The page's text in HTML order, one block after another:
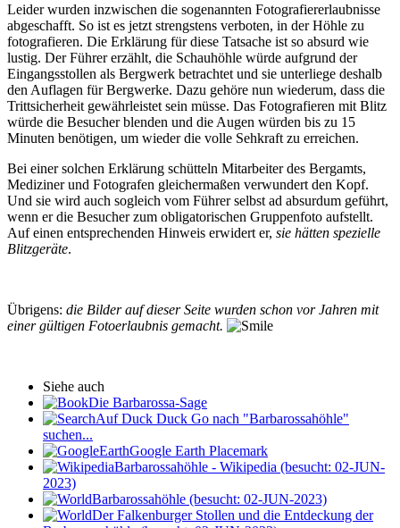
Leider wurden inzwischen die sogenannten Fotografiererlaubnisse
abgeschafft. So ist es jetzt strengstens verboten, in der Höhle zu
fotografieren. Die Erklärung für diese Tatsache ist so absurd wie
lustig. Der Führer erzählt, die Schauhöhle würde aufgrund der
Eingangsstollen als Bergwerk betrachtet und sie unterliege deshalb
den Auflagen für Bergwerke. Dazu gehöre nun wiederum, dass die
Trittsicherheit gewährleistet sein müsse. Das Fotografieren mit Blitz
würde die Besucher blenden und die Augen würden bis zu 15
Minuten benötigen, um wieder die volle Sehkraft zu erreichen.
Bei einer solchen Erklärung schütteln Mitarbeiter des Bergamts,
Mediziner und Fotografen gleichermaßen verwundert den Kopf.
Und sie wird auch sogleich vom Führer selbst ad absurdum geführt,
wenn er die Besucher zum obligatorischen Gruppenfoto aufstellt.
Auf einen entsprechenden Hinweis erwidert er, sie hätten spezielle
Blitzgeräte.
Übrigens: die Bilder auf dieser Seite wurden schon vor Jahren mit
einer gültigen Fotoerlaubnis gemacht.
Siehe auch
Die Barbarossa-Sage
Auf Duck Duck Go nach "Barbarossahöhle"
suchen...
Google Earth Placemark
Barbarossahöhle - Wikipedia (besucht: 02-JUN-
2023)
Barbarossahöhle (besucht: 02-JUN-2023)
Der Falkenburger Stollen und die Entdeckung der